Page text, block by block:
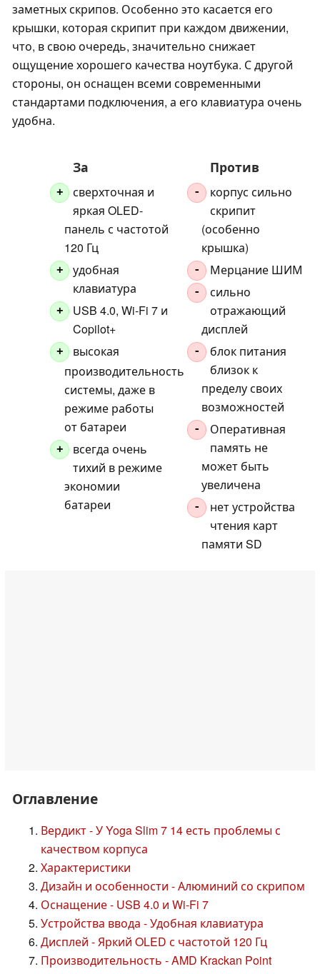
заметных скрипов. Особенно это касается его
крышки, которая скрипит при каждом движении,
что, в свою очередь, значительно снижает
ощущение хорошего качества ноутбука. С другой
стороны, он оснащен всеми современными
стандартами подключения, а его клавиатура очень
удобна.
За
+
сверхточная и
яркая OLED-
панель с частотой
120 Гц
+
удобная
клавиатура
+
USB 4.0, Wi-Fi 7 и
Copilot+
+
высокая
производительность
системы, даже в
режиме работы
от батареи
+
всегда очень
тихий в режиме
экономии
батареи
Против
-
корпус сильно
скрипит
(особенно
крышка)
- Мерцание ШИМ
-
сильно
отражающий
дисплей
-
блок питания
близок к
пределу своих
возможностей
-
Оперативная
память не
может быть
увеличена
-
нет устройства
чтения карт
памяти SD
Оглавление
Вердикт - У Yoga Slim 7 14 есть проблемы с
качеством корпуса
Характеристики
Дизайн и особенности - Алюминий со скрипом
Оснащение - USB 4.0 и Wi-Fi 7
Устройства ввода - Удобная клавиатура
Дисплей - Яркий OLED с частотой 120 Гц
Производительность - AMD Krackan Point